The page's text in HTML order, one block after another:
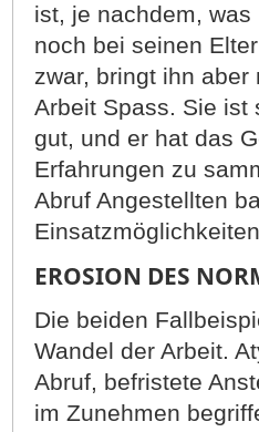
ist, je nachdem,
noch bei seinen
zwar, bringt ihn
Arbeit Spass. Sie ist
gut, und er hat das
Erfahrungen zu
Abruf Angestellten
EROSION DES
Die beiden
Wandel der Arbeit.
Abruf, befristete
im Zunehmen